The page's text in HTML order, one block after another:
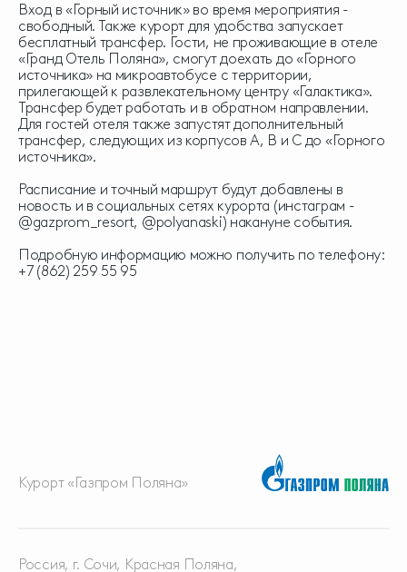
Вход в «Горный источник» во время мероприятия -
свободный. Также курорт для удобства запускает
бесплатный трансфер. Гости, не проживающие в отеле
«Гранд Отель Поляна», смогут доехать до «Горного
источника» на микроавтобусе с территории,
прилегающей к развлекательному центру «Галактика».
Трансфер будет работать и в обратном направлении.
Для гостей отеля также запустят дополнительный
трансфер, следующих из корпусов А, B и С до «Горного
источника».
Расписание и точный маршрут будут добавлены в
новость и в социальных сетях курорта (инстаграм -
@gazprom_resort, @polyanaski) накануне события.
Подробную информацию можно получить по телефону:
+7 (862) 259 55 95
Курорт «Газпром Поляна»
Россия, г. Сочи, Красная Поляна,